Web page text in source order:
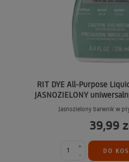
RIT DYE All-Purpose
JASNOZIELONY
Jasnozielony barwnik w
39,99
-
+
DO